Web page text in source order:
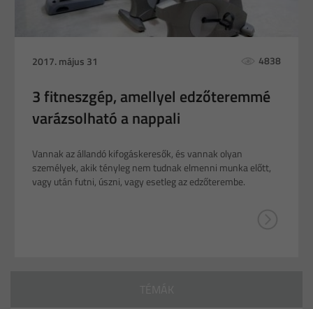
2017. május 31 4838
3 fitneszgép, amellyel edzőteremmé
varázsolható a nappali
Vannak az állandó kifogáskeresők, és vannak olyan
személyek, akik tényleg nem tudnak elmenni munka előtt,
vagy után futni, úszni, vagy esetleg az edzőterembe.